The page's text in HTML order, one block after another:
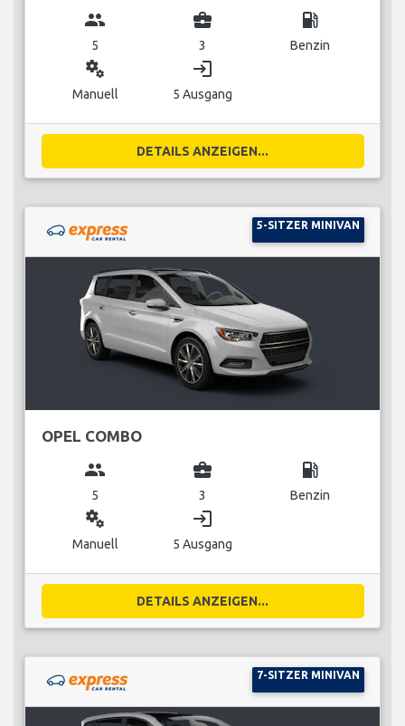
group
5
business_center
3
local_gas_station
Benzin
miscellaneous_services
Manuell
login
5 Ausgang
DETAILS ANZEIGEN...
5-SITZER MINIVAN
OPEL COMBO
group
5
business_center
3
local_gas_station
Benzin
miscellaneous_services
Manuell
login
5 Ausgang
DETAILS ANZEIGEN...
7-SITZER MINIVAN